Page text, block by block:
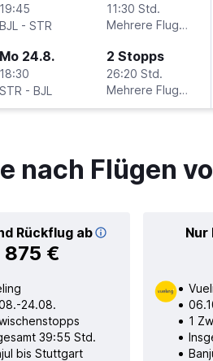
19:45
BJL - STR
11:30 Std.
Mehrere Fluglinien
Mo 24.8.
18:30
STR - BJL
2 Stopps
26:20 Std.
Mehrere Fluglinien
nach Flügen
Rückflug ab
875 €
Nur
24.08.
39:55 Std.
bis Stuttgart
1